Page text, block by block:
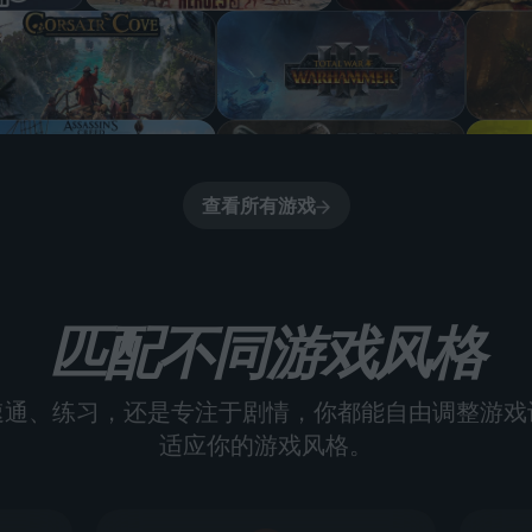
查看所有游戏
匹配不同游戏风格
、练习，还是专注于剧情，你都能自由调整游
适应你的游戏风格。